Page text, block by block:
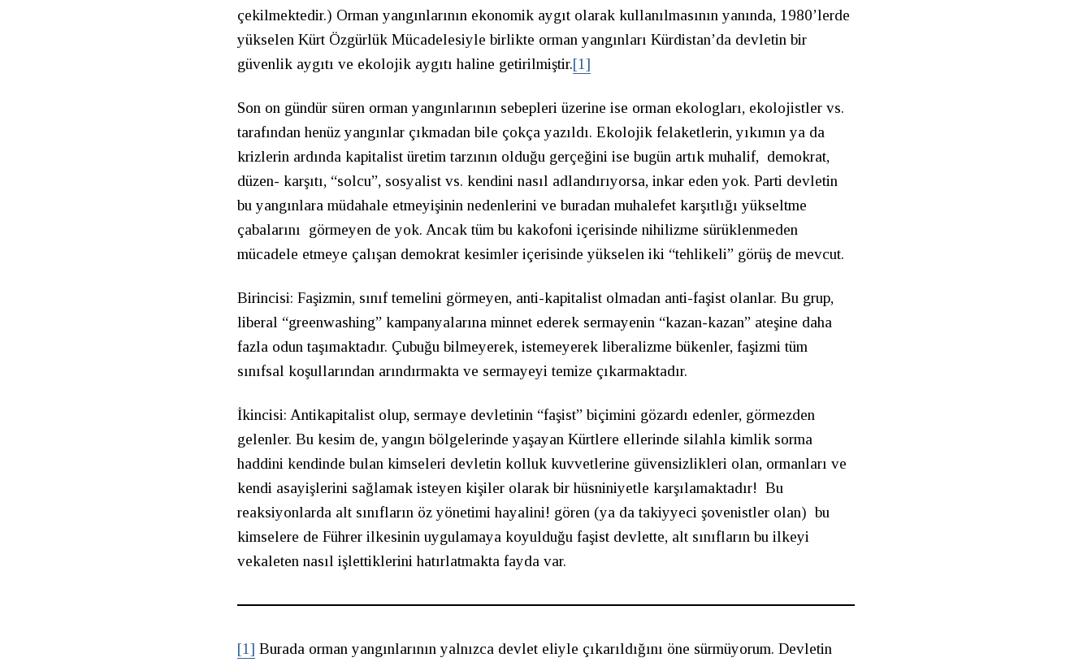
çekilmektedir.) Orman yangınlarının ekonomik aygıt olarak kullanılmasının yanında, 1980’lerde
yükselen Kürt Özgürlük Mücadelesiyle birlikte orman yangınları Kürdistan’da devletin bir
güvenlik aygıtı ve ekolojik aygıtı haline getirilmiştir.[1]
Son on gündür süren orman yangınlarının sebepleri üzerine ise orman ekologları, ekolojistler vs.
tarafından henüz yangınlar çıkmadan bile çokça yazıldı. Ekolojik felaketlerin, yıkımın ya da
krizlerin ardında kapitalist üretim tarzının olduğu gerçeğini ise bugün artık muhalif, demokrat,
düzen- karşıtı, “solcu”, sosyalist vs. kendini nasıl adlandırıyorsa, inkar eden yok. Parti devletin
bu yangınlara müdahale etmeyişinin nedenlerini ve buradan muhalefet karşıtlığı yükseltme
çabalarını görmeyen de yok. Ancak tüm bu kakofoni içerisinde nihilizme sürüklenmeden
mücadele etmeye çalışan demokrat kesimler içerisinde yükselen iki “tehlikeli” görüş de mevcut.
Birincisi: Faşizmin, sınıf temelini görmeyen, anti-kapitalist olmadan anti-faşist olanlar. Bu grup,
liberal “greenwashing” kampanyalarına minnet ederek sermayenin “kazan-kazan” ateşine daha
fazla odun taşımaktadır. Çubuğu bilmeyerek, istemeyerek liberalizme bükenler, faşizmi tüm
sınıfsal koşullarından arındırmakta ve sermayeyi temize çıkarmaktadır.
İkincisi: Antikapitalist olup, sermaye devletinin “faşist” biçimini gözardı edenler, görmezden
gelenler. Bu kesim de, yangın bölgelerinde yaşayan Kürtlere ellerinde silahla kimlik sorma
haddini kendinde bulan kimseleri devletin kolluk kuvvetlerine güvensizlikleri olan, ormanları ve
kendi asayişlerini sağlamak isteyen kişiler olarak bir hüsniniyetle karşılamaktadır! Bu
reaksiyonlarda alt sınıfların öz yönetimi hayalini! gören (ya da takiyyeci şovenistler olan) bu
kimselere de Führer ilkesinin uygulamaya koyulduğu faşist devlette, alt sınıfların bu ilkeyi
vekaleten nasıl işlettiklerini hatırlatmakta fayda var.
[1] Burada orman yangınlarının yalnızca devlet eliyle çıkarıldığını öne sürmüyorum. Devletin